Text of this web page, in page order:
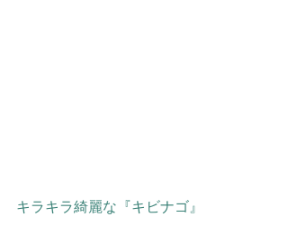
キラキラ綺麗な『キビナゴ』